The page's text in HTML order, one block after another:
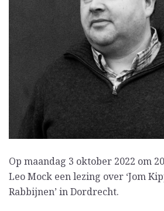
Op maandag 3 oktober 2022 om
Leo Mock een lezing over ‘Jom
Rabbijnen’ in Dordrecht.